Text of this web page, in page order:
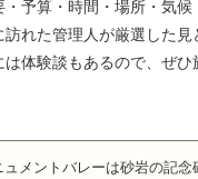
・予算・時間・場所・気候
れた管理人が厳選した見
は体験談もあるので、ぜ
ュメントバレーは砂岩の記念